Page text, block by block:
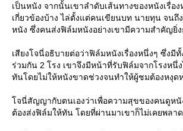
เป็นหนัง จากนั้นเขาลำดับเส้นทางของหนังเรื่อง
เกี่ยวข้องบ้าง ไล่ตั้งแต่คนเขียนบท นายทุน จนถึ
หนัง ซึ่งคนส่งฟิล์มหนังอย่างเขามีความสำคัญยิ่ง
เสียงโจนี่อธิบายต่อว่าฟิล์มหนังเรื่องหนึ่งๆ ซึ่งมี
ร่วมกัน 2 โรง เขาจึงมีหน้าที่รับฟิล์มจากโรงหนึ่
ทันโดยไม่ให้หนังขาดช่วงจนทำให้ผู้ชมต้องหงุด
จนี่สัญญากับตนเองว่าเพื่อความสุขของคนดูหนัง
ต้องส่งฟิล์มให้ทัน โดยที่ผ่านมาเขาก็ไม่เคยพลา